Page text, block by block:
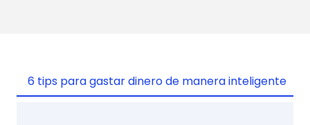
6 tips para gastar dinero de manera inteligente